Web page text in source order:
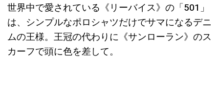
世界中で愛されている《リーバイス》の「501」
は、シンプルなポロシャツだけでサマになるデニ
ムの王様。王冠の代わりに《サンローラン》のス
カーフで頭に色を差して。